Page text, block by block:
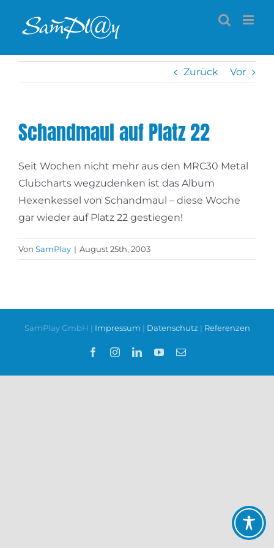
Inhalt
Zurück Vor
Schandmaul auf Platz 22
Seit Wochen nicht mehr aus den MRC30 Metal
Clubcharts wegzudenken ist das Album
Hexenkessel von Schandmaul – diese Woche
gar wieder auf Platz 22 gestiegen!
Von SamPlay | August 25th, 2003
SamPlay GmbH | Impressum | Datenschutz | Referenzen
FacebookInstagramLinkedInYouTube
E-